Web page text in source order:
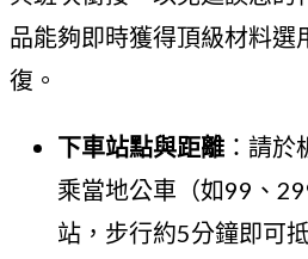
品能夠即時獲得頂級材料選
復。
下車站點與距離 ：請
乘當地公車（如99、
站，步行約5分鐘即可